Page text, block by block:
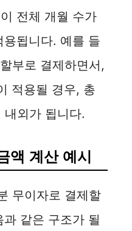
전체 개월 수가
됩니다. 예를 들
부로 결제하면서,
적용될 경우, 총
내외가 됩니다.
액 계산 예시
무이자로 결제할
같은 구조가 될